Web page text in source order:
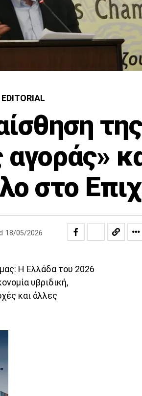
EDITORIAL
της
στο
18/05/2026
Η Ελλάδα του 2026
υβριδική,
και άλλες